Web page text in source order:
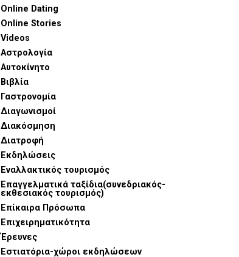
Online Dating
Online Stories
Videos
Αστρολογία
Αυτοκίνητο
Βιβλία
Γαστρονομία
Διαγωνισμοί
Διακόσμηση
Διατροφή
Εκδηλώσεις
Εναλλακτικός τουρισμός
Επαγγελματικά ταξίδια(συνεδριακός-
εκθεσιακός τουρισμός)
Επίκαιρα Πρόσωπα
Επιχειρηματικότητα
Έρευνες
Εστιατόρια-χώροι εκδηλώσεων